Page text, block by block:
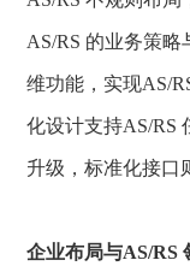
AS/RS 的业务策
维功能，实现AS/
化设计支持AS/RS
升级，标准化接口
企业布局与AS/RS